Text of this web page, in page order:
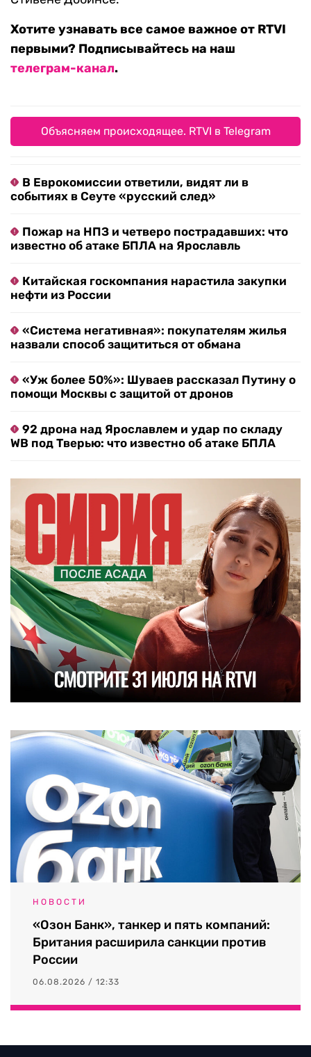
Хотите узнавать все самое важное от RTVI
первыми? Подписывайтесь на наш
телеграм-канал.
Объясняем происходящее. RTVI в Telegram
В Еврокомиссии ответили, видят ли в
событиях в Сеуте «русский след»
Пожар на НПЗ и четверо пострадавших: что
известно об атаке БПЛА на Ярославль
Китайская госкомпания нарастила закупки
нефти из России
«Система негативная»: покупателям жилья
назвали способ защититься от обмана
«Уж более 50%»: Шуваев рассказал Путину о
помощи Москвы с защитой от дронов
92 дрона над Ярославлем и удар по складу
WB под Тверью: что известно об атаке БПЛА
НОВОСТИ
«Озон Банк», танкер и пять компаний:
Британия расширила санкции против
России
06.08.2026 / 12:33